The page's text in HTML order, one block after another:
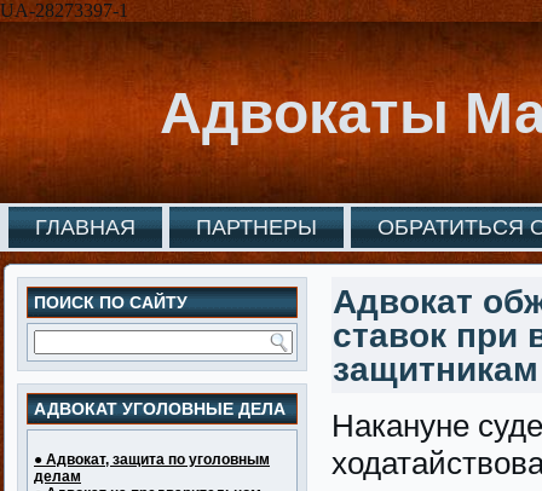
UA-28273397-1
Адвокаты
ГЛАВНАЯ ПАРТНЕРЫ ОБРАТИТЬСЯ
ПОИСК ПО САЙТУ
АДВОКАТ УГОЛОВНЫЕ ДЕЛА
● Адвокат, защита по уголовным
делам
Адвокат
ставок при
Накануне